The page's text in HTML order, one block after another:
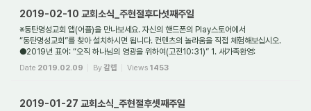
2019-02-10 교회소식_주현절후다섯째주일
※동탄명성교회 앱(어플)을 만나보세요. 자신의 핸드폰의 Play스토어에서
“동탄명성교회”를 찾아 설치하시면 됩니다. 컨텐츠의 놀라움을 직접 체험해보십시오.
●2019년 표어: “오직 하나님의 영광을 위하여(고전10:31)” 1. 새가족환영:
Date 2019.02.09 By갈렙 Views 1453
2019-01-27 교회소식_주현절후셋째주일